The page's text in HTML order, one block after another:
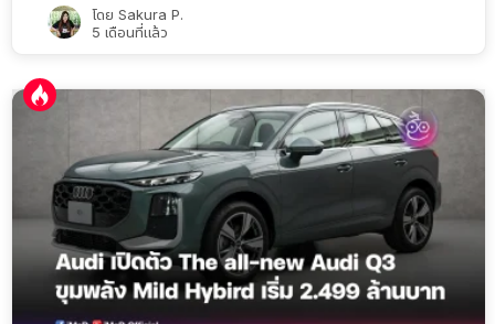
โดย Sakura P.
5 เดือนที่แล้ว